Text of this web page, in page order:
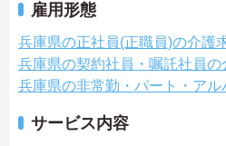
雇用形態
兵庫県の正社員(正職員)の介護
兵庫県の契約社員・嘱託社員の
兵庫県の非常勤・パート・アル
サービス内容